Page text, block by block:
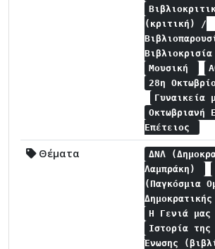
(κριτική) /
Βιβλιοκρισία
Μουσική
28η
Γυναικεία
Οκτωβριανή
Επέτειος
Θέματα
ΔΝΛ
Λαμπράκη)
(Παγκόσμια
Η Γενιά
Ιστορία της
Ένωσης